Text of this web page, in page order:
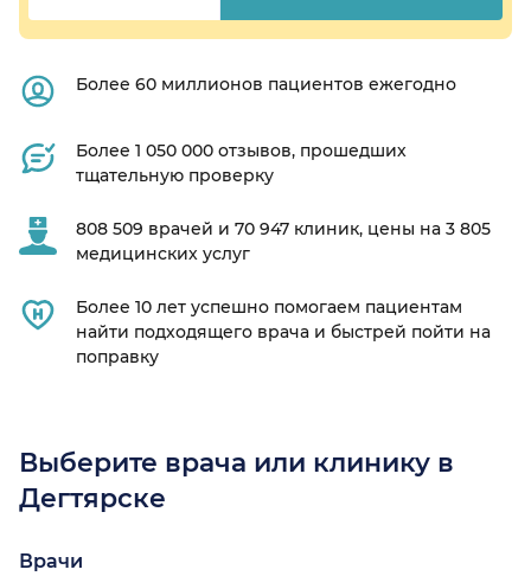
Более 60 миллионов пациентов ежегодно
Более 1 050 000 отзывов, прошедших
тщательную проверку
808 509 врачей и 70 947 клиник, цены на 3 805
медицинских услуг
Более 10 лет успешно помогаем пациентам
найти подходящего врача и быстрей пойти на
поправку
Выберите врача или клинику в
Дегтярске
Врачи